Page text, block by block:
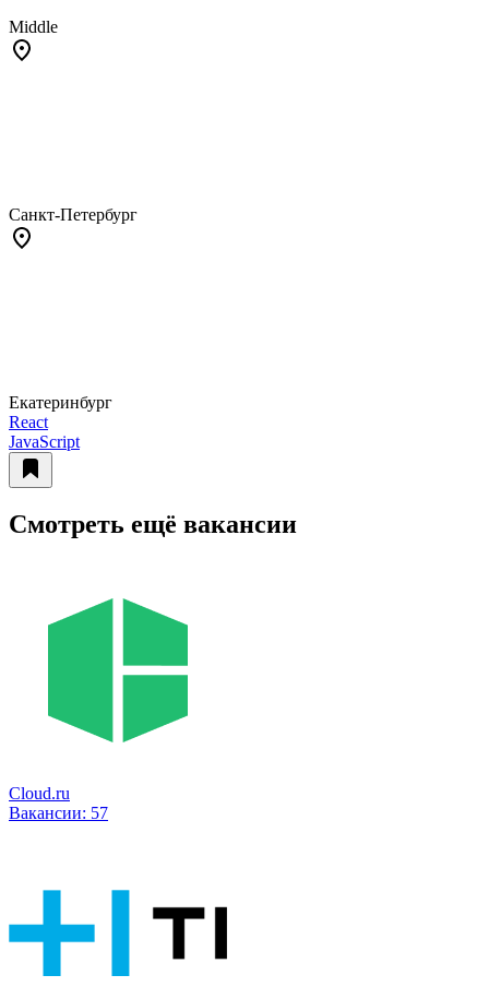
Middle
Санкт-Петербург
Екатеринбург
React
JavaScript
Смотреть ещё вакансии
Cloud.ru
Вакансии: 57